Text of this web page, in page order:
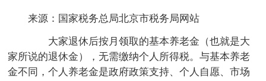
来源：国家税务总局北京市税务局网站
大家退休后按月领取的基本养老金（也就是大
家所说的退休金），无需缴纳个人所得税。与基本养老
金不同，个人养老金是政府政策支持、个人自愿、市场